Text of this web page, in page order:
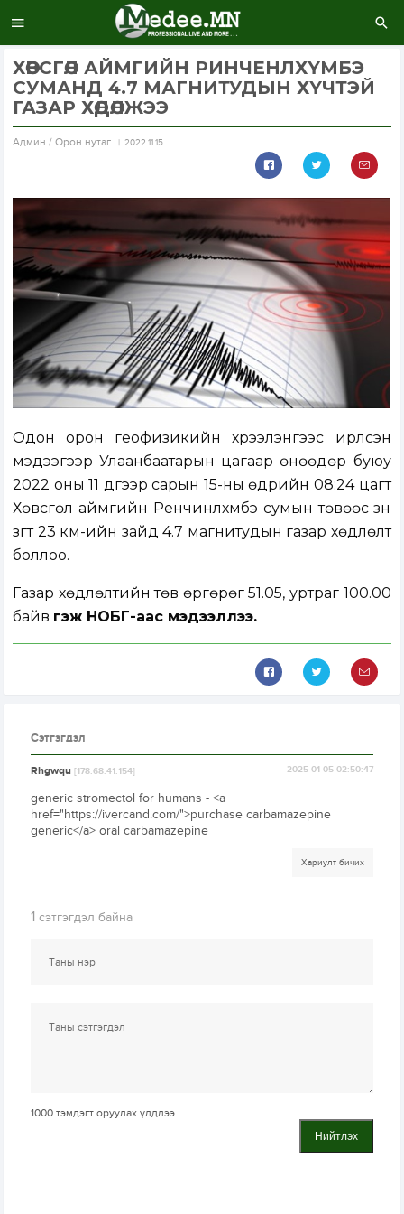
ХӨВСГӨЛ АЙМГИЙН РИНЧЕНЛХҮМБЭ
СУМАНД 4.7 МАГНИТУДЫН ХҮЧТЭЙ
ГАЗАР ХӨДӨЛЖЭЭ
Aдмин / Орон нутаг 2022.11.15
Одон орон геофизикийн хүрээлэнгээс ирүүлсэн
мэдээгээр Улаанбаатарын цагаар өнөөдөр буюу
2022 оны 11 дүгээр сарын 15-ны өдрийн 08:24 цагт
Хөвсгөл аймгийн Ренчинлхүмбэ сумын төвөөс зүүн
зүгт 23 км-ийн зайд 4.7 магнитудын газар хөдлөлт
боллоо.
Газар хөдлөлтийн төв өргөрөг 51.05, уртраг 100.00
байв гэж НОБГ-аас мэдээллээ.
Сэтгэгдэл
Rhgwqu[178.68.41.154] 2025-01-05 02:50:47
generic stromectol for humans - <a
href="https://ivercand.com/">purchase carbamazepine
generic</a> oral carbamazepine
Хариулт бичих
1 сэтгэгдэл байна
1000 тэмдэгт оруулах үлдлээ.
Нийтлэх